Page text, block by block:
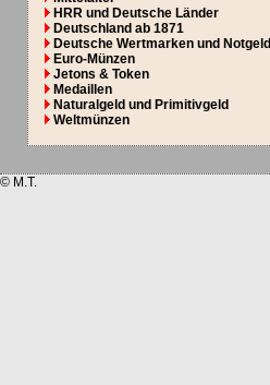
HRR und Deutsche Länder
Deutschland ab 1871
Deutsche Wertmarken und Notgeld
Euro-Münzen
Jetons & Token
Medaillen
Naturalgeld und Primitivgeld
Weltmünzen
© M.T.